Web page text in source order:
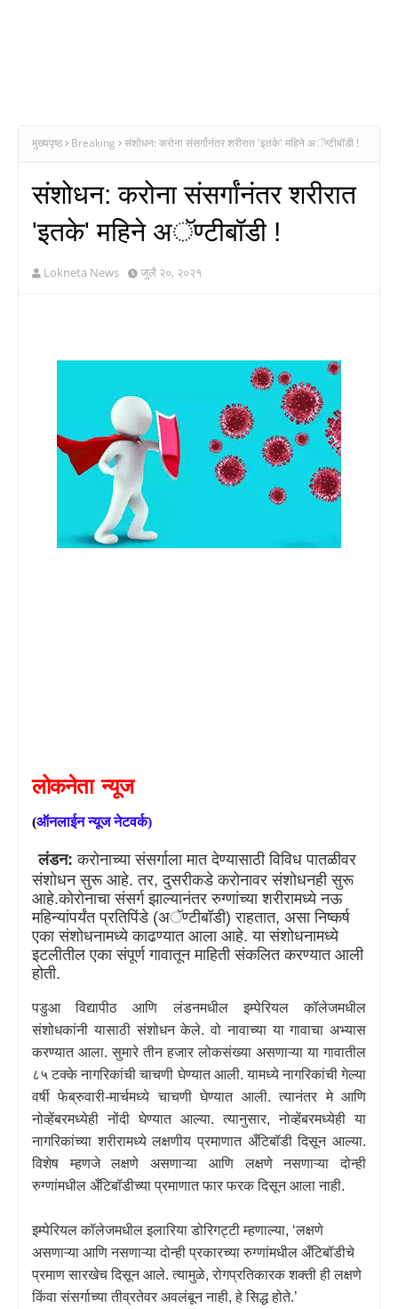
मुख्यपृष्ठ Breaking संशोधन: करोना संसर्गांनंतर शरीरात 'इतके' महिने अॅण्टीबॉडी !
संशोधन: करोना संसर्गांनंतर शरीरात
'इतके' महिने अॅण्टीबॉडी !
Lokneta News जुलै २०, २०२१
लोकनेता न्यूज
(ऑनलाईन न्यूज नेटवर्क)
लंडन: करोनाच्या संसर्गाला मात देण्यासाठी विविध पातळीवर
संशोधन सुरू आहे. तर,दुसरीकडे करोनावर संशोधनही सुरू
आहे.कोरोनाचा संसर्ग झाल्यानंतर रुग्णांच्या शरीरामध्ये नऊ
महिन्यांपर्यंत प्रतिपिंडे (अॅण्टीबॉडी) राहतात, असा निष्कर्ष
एका संशोधनामध्ये काढण्यात आला आहे. या संशोधनामध्ये
इटलीतील एका संपूर्ण गावातून माहिती संकलित करण्यात आली
होती.
पडुआ विद्यापीठ आणि लंडनमधील इम्पेरियल कॉलेजमधील
संशोधकांनी यासाठी संशोधन केले. वो नावाच्या या गावाचा अभ्यास
करण्यात आला. सुमारे तीन हजार लोकसंख्या असणाऱ्या या गावातील
८५ टक्के नागरिकांची चाचणी घेण्यात आली. यामध्ये नागरिकांची गेल्या
वर्षी फेब्रुवारी-मार्चमध्ये चाचणी घेण्यात आली. त्यानंतर मे आणि
नोव्हेंबरमध्येही नोंदी घेण्यात आल्या. त्यानुसार,नोव्हेंबरमध्येही या
नागरिकांच्या शरीरामध्ये लक्षणीय प्रमाणात अँटिबॉडी दिसून आल्या.
विशेष म्हणजे लक्षणे असणाऱ्या आणि लक्षणे नसणाऱ्या दोन्ही
रुग्णांमधील अँटिबॉडीच्या प्रमाणात फार फरक दिसून आला नाही.
इम्पेरियल कॉलेजमधील इलारिया डोरिगट्टी म्हणाल्या, ‘लक्षणे
असणाऱ्या आणि नसणाऱ्या दोन्ही प्रकारच्या रुग्णांमधील अँटिबॉडीचे
प्रमाण सारखेच दिसून आले. त्यामुळे,रोगप्रतिकारक शक्ती ही लक्षणे
किंवा संसर्गाच्या तीव्रतेवर अवलंबून नाही,हे सिद्ध होते.’